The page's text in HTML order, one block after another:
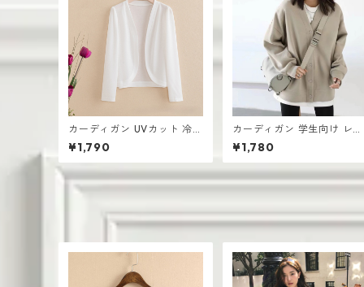
カーディガン UVカット 冷房
対策 ルームウェア レディー
ス シアー素材 羽織り ゆった
り
¥1,790
カーディガン 学生向け レデ
ィース 無地デザイン 高見え
おしゃれ vネック
¥1,780